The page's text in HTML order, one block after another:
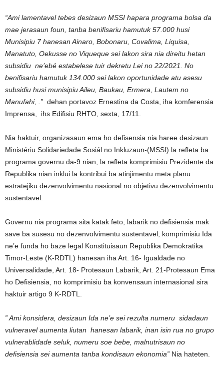
“Ami lamentavel tebes desizaun MSSI hapara programa bolsa da
mae jerasaun foun, tanba benifisariu hamutuk 57.000 husi
Munisipiu 7 hanesan Ainaro, Bobonaru, Covalima, Liquisa,
Manatuto, Oekusse no Viqueque sei lakon sira nia direitu hetan
subsidiu ne’ebé estabelese tuir dekretu Lei no 22/2021. No
benifisariu hamutuk 134.000 sei lakon oportunidade atu asesu
subsidiu husi munisipiu Aileu, Baukau, Ermera, Lautem no
Manufahi, .” dehan portavoz Ernestina da Costa, iha komferensia
Imprensa, ihs Edifisiu RHTO, sexta, 17/11.
Nia haktuir, organizasaun ema ho defisensia nia haree desizaun
Ministériu Solidariedade Sosiál no Inkluzaun-(MSSI) la refleta ba
programa governu da-9 nian, la refleta komprimisiu Prezidente da
Republika nian inklui la kontribui ba atinjimentu meta planu
estratejiku dezenvolvimentu nasional no objetivu dezenvolvimentu
sustentavel.
Governu nia programa sita katak feto, labarik no defisiensia mak
save ba susesu no dezenvolvimentu sustentavel, komprimisiu Ida
ne’e funda ho baze legal Konstituisaun Republika Demokratika
Timor-Leste (K-RDTL) hanesan iha Art. 16- Igualdade no
Universalidade, Art. 18- Protesaun Labarik, Art. 21-Protesaun Ema
ho Defisiensia, no komprimisiu ba konvensaun internasional sira
haktuir artigo 9 K-RDTL.
” Ami konsidera, desizaun Ida ne’e sei rezulta numeru sidadaun
vulneravel aumenta liutan hanesan labarik, inan isin rua no grupo
vulnerablidade seluk, numeru soe bebe, malnutrisaun no
defisiensia sei aumenta tanba kondisaun ekonomia” Nia hateten.